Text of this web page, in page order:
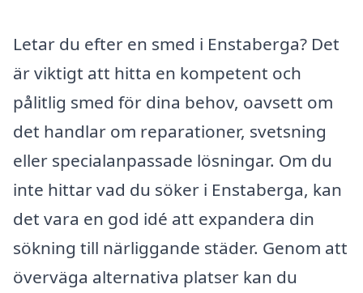
Letar du efter en smed i Enstaberga? Det
är viktigt att hitta en kompetent och
pålitlig smed för dina behov, oavsett om
det handlar om reparationer, svetsning
eller specialanpassade lösningar. Om du
inte hittar vad du söker i Enstaberga, kan
det vara en god idé att expandera din
sökning till närliggande städer. Genom att
överväga alternativa platser kan du